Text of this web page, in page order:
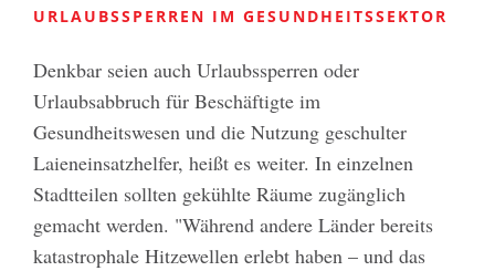
URLAUBSSPERREN IM GESUNDHEITSSEKTOR
Denkbar seien auch Urlaubssperren oder
Urlaubsabbruch für Beschäftigte im
Gesundheitswesen und die Nutzung geschulter
Laieneinsatzhelfer, heißt es weiter. In einzelnen
Stadtteilen sollten gekühlte Räume zugänglich
gemacht werden. "Während andere Länder bereits
katastrophale Hitzewellen erlebt haben – und das